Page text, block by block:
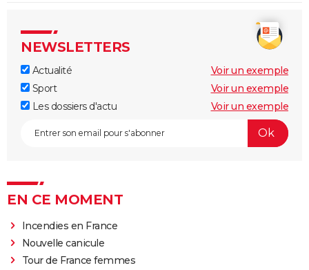
NEWSLETTERS
Actualité
Voir un exemple
Sport
Voir un exemple
Les dossiers d'actu
Voir un exemple
EN CE MOMENT
Incendies en France
Nouvelle canicule
Tour de France femmes